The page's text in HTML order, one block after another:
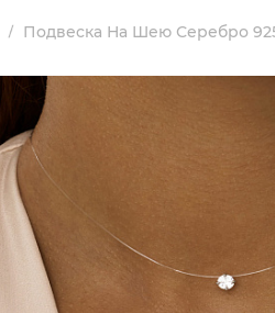
Подвеска На Шею Серебро